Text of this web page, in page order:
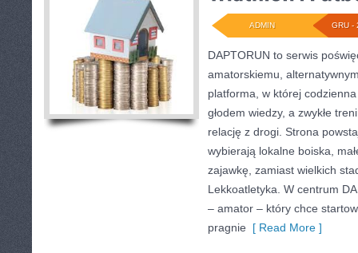
GRU -
ADMIN
DAPTORUN to serwis
amatorskiemu,
platforma, w której
głodem wiedzy, a zwykłe
relację z drogi. Strona
wybierają lokalne boiska,
zajawkę, zamiast wielkich
Lekkoatletyka. W centrum
– amator – który chce
pragnie [ Read More ]